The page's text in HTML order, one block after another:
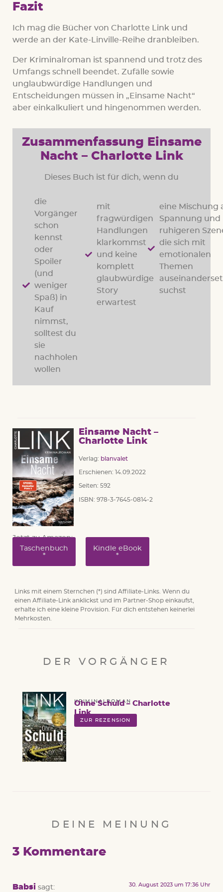
Fazit
Ich mag die Bücher von Charlotte Link und
werde an der Kate-Linville-Reihe dranbleiben.
Der Kriminalroman ist spannend und trotz des
Umfangs schnell beendet. Zufälle sowie
unglaubwürdige Handlungen und
Entscheidungen müssen in „Einsame Nacht“
aber einkalkuliert und hingenommen werden.
Zusammenfassung Einsame
Nacht – Charlotte Link
Dieses Buch ist für dich, wenn du
die
Vorgänger
schon
kennst
oder
Spoiler
(und
weniger
Spaß) in
Kauf
nimmst,
solltest du
sie
nachholen
wollen
mit
fragwürdigen
Handlungen
klarkommst
und keine
komplett
glaubwürdige
Story
erwartest
eine Mischung
Spannung und
ruhigeren
die sich mit
emotionalen
Themen
suchst
Einsame Nacht –
Charlotte Link
Verlag: blanvalet
Erschienen: 14.09.2022
Seiten: 592
ISBN: 978-3-7645-0814-2
Jetzt zu Amazon:
Taschenbuch
Kindle eBook
Links mit einem Sternchen (*) sind Affiliate-Links. Wenn du
einen Affiliate-Link anklickst und im Partner-Shop einkaufst,
erhalte ich eine kleine Provision. Für dich entstehen keinerlei
Mehrkosten.
DER VORGÄNGER
KRIMINALROMAN
Ohne Schuld – Charlotte
Link
ZUR REZENSION
DEINE MEINUNG
3 Kommentare
Babsi sagt: 30. August 2023 um 17:36 Uhr